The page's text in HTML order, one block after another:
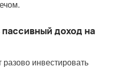
доход на
инвестировать